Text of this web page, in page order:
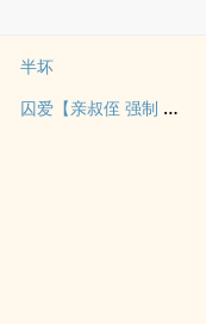
半坏
囚爱【亲叔侄 强制 1v1 H】